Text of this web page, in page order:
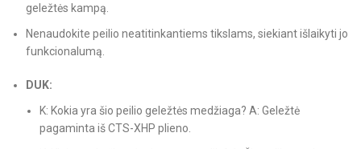
geležtės kampą.
Nenaudokite peilio neatitinkantiems tikslams, siekiant išlaikyti jo
funkcionalumą.
DUK:
K: Kokia yra šio peilio geležtės medžiaga? A: Geležtė
pagaminta iš CTS-XHP plieno.